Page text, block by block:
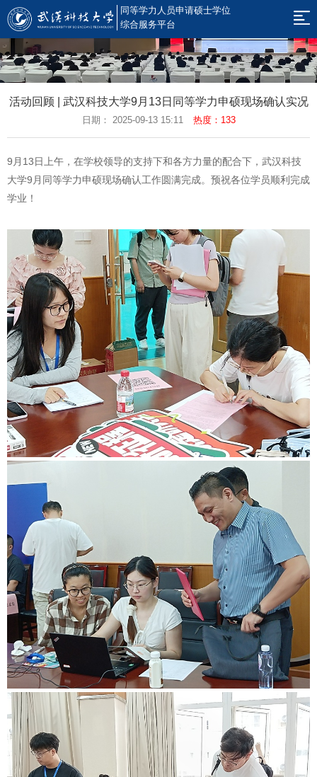
同等学力人员申请硕士学位
综合服务平台
网
站
新
闻
公
告
规
章
制
度
招
生
简
章
硕
果
云
考
辅
学
作
学
力
申
硕
职
研
究
生
返
回
首
页
电
子
图
书
馆
活动回顾 | 武汉科技大学9月13日同等学力申硕现场确认实况
日期： 2025-09-13 15:11 热度：133
9月13日上午，在学校领导的支持下和各方力量的配合下，武汉科技
大学9月同等学力申硕现场确认工作圆满完成。预祝各位学员顺利完成
学业！